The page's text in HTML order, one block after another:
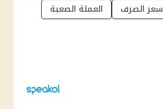
سعر الصرف العملة الصعبة